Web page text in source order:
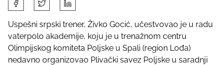
h
a
r
e
t
Uspešni srpski trener, Živko Gocić, učestvovao je u radu
vaterpolo akademije, koju je u trenažnom centru
Olimpijskog komiteta Poljske u Spali (region Lođa)
nedavno organizovao Plivački savez Poljske u saradnji